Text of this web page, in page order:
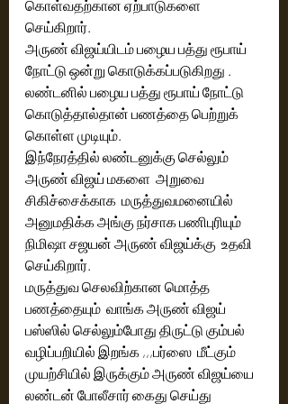
கொள்வதற்கான ஏற்பாடுகளை
செய்கிறார்.
அருண் விஜய்யிடம் பழைய பத்து ரூபாய்
நோட்டு ஒன்று கொடுக்கப்படுகிறது .
லண்டனில் பழைய பத்து ரூபாய் நோட்டு
கொடுத்தால்தான் பணத்தை பெற்றுக்
கொள்ள முடியும்.
இந்நேரத்தில் லண்டனுக்கு செல்லும்
அருண் விஜய் மகளை  அறுவை
சிகிச்சைக்காக  மருத்துவமனையில்
அனுமதிக்க அங்கு நர்சாக பணிபுரியும்
நிமிஷா சஜயன் அருண் விஜய்க்கு  உதவி
செய்கிறார்.
மருத்துவ செலவிற்கான மொத்த
பணத்தையும்  வாங்க அருண் விஜய்
பஸ்ஸில் செல்லும்போது திருட்டு கும்பல்
வழிப்பறியில் இறங்க ,,,பர்ஸை  மீட்கும்
முயற்சியில் இருக்கும் அருண் விஜய்யை
லண்டன் போலீசார் கைது செய்து